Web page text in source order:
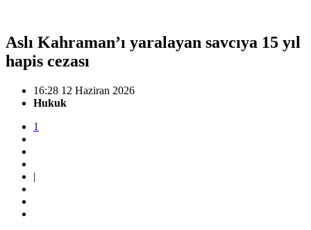
Aslı Kahraman’ı yaralayan savcıya 15 yıl
hapis cezası
16:28 12 Haziran 2026
Hukuk
1
|